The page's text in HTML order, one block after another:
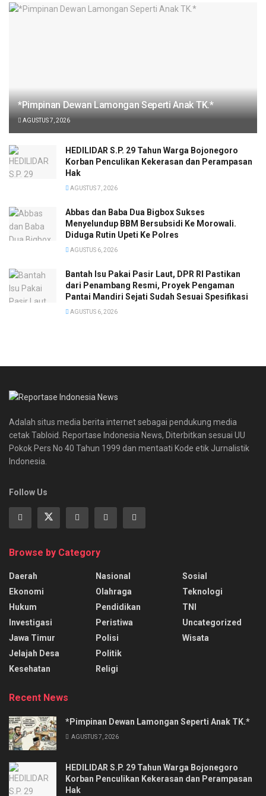
*Pimpinan Dewan Lamongan Seperti Anak TK.*
AGUSTUS 7, 2026
HEDILIDAR S.P. 29 Tahun Warga Bojonegoro
Korban Penculikan Kekerasan dan Perampasan
Hak
AGUSTUS 7, 2026
Abbas dan Baba Dua Bigbox Sukses
Menyelundup BBM Bersubsidi Ke Morowali.
Diduga Rutin Upeti Ke Polres
AGUSTUS 6, 2026
Bantah Isu Pakai Pasir Laut, DPR RI Pastikan
dari Penambang Resmi, Proyek Pengaman
Pantai Mandiri Sejati Sudah Sesuai Spesifikasi
AGUSTUS 6, 2026
Adalah situs media berita internet sebagai pendukung media
cetak Tabloid. Reportase Indonesia News, Diterbitkan sesuai UU
Pokok Pers No 40 Tahun 1999 dan mentaati Kode etik Jurnalistik
Indonesia.
Follow Us
Browse by Category
Daerah
Ekonomi
Hukum
Investigasi
Jawa Timur
Jelajah Desa
Kesehatan
Nasional
Olahraga
Pendidikan
Peristiwa
Polisi
Politik
Religi
Sosial
Teknologi
TNI
Uncategorized
Wisata
Recent News
*Pimpinan Dewan Lamongan Seperti Anak TK.*
AGUSTUS 7, 2026
HEDILIDAR S.P. 29 Tahun Warga Bojonegoro
Korban Penculikan Kekerasan dan Perampasan
Hak